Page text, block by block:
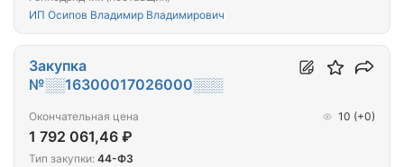
ИП Осипов Владимир Владимирович
Закупка
№░░16300017026000░░░
Окончательная цена
1 792 061,46 ₽
10 (+0)
Тип закупки: 44-ФЗ